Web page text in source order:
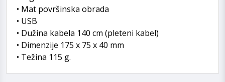
• Mat površinska obrada
• USB
• Dužina kabela 140 cm (pleteni kabel)
• Dimenzije 175 x 75 x 40 mm
• Težina 115 g.